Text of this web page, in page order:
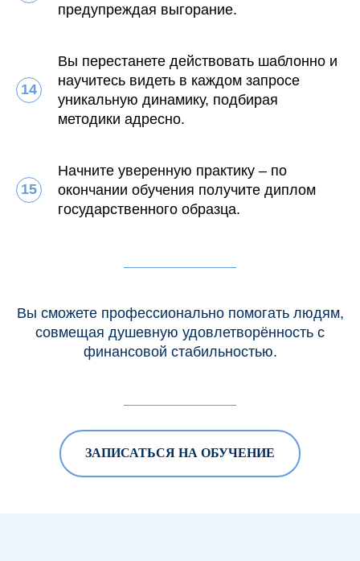
предупреждая выгорание.
Вы перестанете действовать шаблонно и
научитесь видеть в каждом запросе
уникальную динамику, подбирая
методики адресно.
Начните уверенную практику – по
окончании обучения получите диплом
государственного образца.
Вы сможете профессионально помогать людям,
совмещая душевную удовлетворённость с
финансовой стабильностью.
ЗАПИСАТЬСЯ НА ОБУЧЕНИЕ